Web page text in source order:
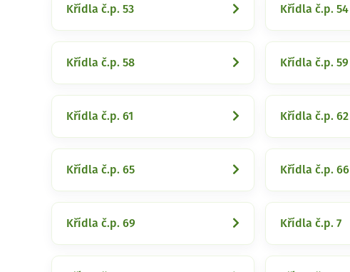
Křídla č.p. 53 Křídla č.p. 54
Křídla č.p. 58 Křídla č.p. 59
Křídla č.p. 61 Křídla č.p. 62
Křídla č.p. 65 Křídla č.p. 66
Křídla č.p. 69 Křídla č.p. 7